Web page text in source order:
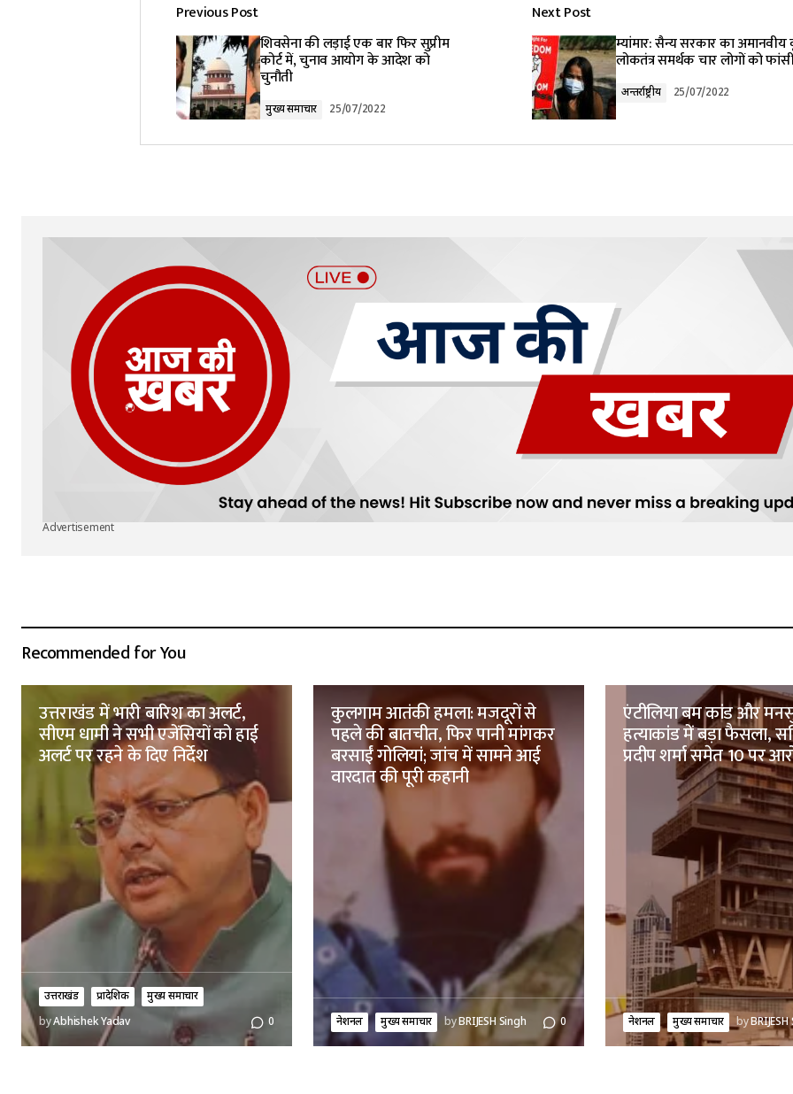
Previous Post
शिवसेना की लड़ाई एक बार फिर सुप्रीम
कोर्ट में, चुनाव आयोग के आदेश को
चुनौती
मुख्य समाचार 25/07/2022
Next Post
म्यांमार: सैन्य सरकार का
लोकतंत्र समर्थक चार लोगों को
अन्तर्राष्ट्रीय 25/07/2022
Advertisement
Recommended for You
उत्तराखंड में भारी बारिश का अलर्ट,
सीएम धामी ने सभी एजेंसियों को हाई
अलर्ट पर रहने के दिए निर्देश
उत्तराखंड प्रादेशिक
मुख्य समाचार
byAbhishek Yadav 0
कुलगाम आतंकी हमला: मजदूरों से
पहले की बातचीत, फिर पानी मांगकर
बरसाईं गोलियां; जांच में सामने आई
वारदात की पूरी कहानी
नेशनल मुख्य समाचार byBRIJESH Singh 0
एंटीलिया बम कांड और
हत्याकांड में बड़ा फैसला,
प्रदीप शर्मा समेत 10 पर
नेशनल मुख्य समाचार by